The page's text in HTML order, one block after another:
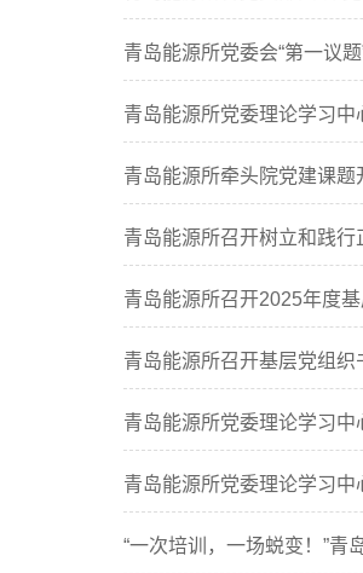
青岛能源所党委会“第一议
青岛能源所党委理论学习
青岛能源所牵头院党建课题
青岛能源所召开树立和践
青岛能源所召开2025年度
青岛能源所召开基层党组织
青岛能源所党委理论学习
青岛能源所党委理论学习
“一次培训，一场蜕变！”青